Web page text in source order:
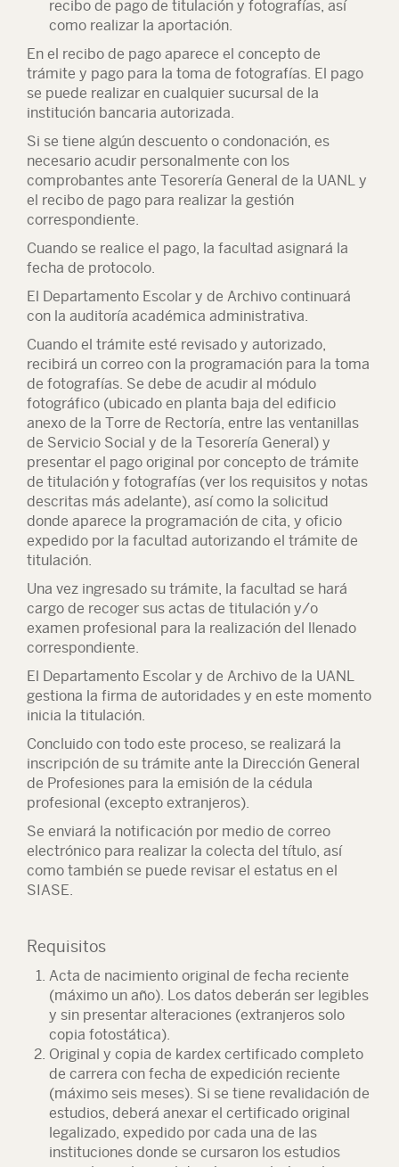
recibo de pago de titulación y fotografías, así
como realizar la aportación.
En el recibo de pago aparece el concepto de
trámite y pago para la toma de fotografías. El pago
se puede realizar en cualquier sucursal de la
institución bancaria autorizada.
Si se tiene algún descuento o condonación, es
necesario acudir personalmente con los
comprobantes ante Tesorería General de la UANL y
el recibo de pago para realizar la gestión
correspondiente.
Cuando se realice el pago, la facultad asignará la
fecha de protocolo.
El Departamento Escolar y de Archivo continuará
con la auditoría académica administrativa.
Cuando el trámite esté revisado y autorizado,
recibirá un correo con la programación para la toma
de fotografías. Se debe de acudir al módulo
fotográfico (ubicado en planta baja del edificio
anexo de la Torre de Rectoría, entre las ventanillas
de Servicio Social y de la Tesorería General) y
presentar el pago original por concepto de trámite
de titulación y fotografías (ver los requisitos y notas
descritas más adelante), así como la solicitud
donde aparece la programación de cita, y oficio
expedido por la facultad autorizando el trámite de
titulación.
Una vez ingresado su trámite, la facultad se hará
cargo de recoger sus actas de titulación y/o
examen profesional para la realización del llenado
correspondiente.
El Departamento Escolar y de Archivo de la UANL
gestiona la firma de autoridades y en este momento
inicia la titulación.
Concluido con todo este proceso, se realizará la
inscripción de su trámite ante la Dirección General
de Profesiones para la emisión de la cédula
profesional (excepto extranjeros).
Se enviará la notificación por medio de correo
electrónico para realizar la colecta del título, así
como también se puede revisar el estatus en el
SIASE.
Requisitos
Acta de nacimiento original de fecha reciente
(máximo un año). Los datos deberán ser legibles
y sin presentar alteraciones (extranjeros solo
copia fotostática).
Original y copia de kardex certificado completo
de carrera con fecha de expedición reciente
(máximo seis meses). Si se tiene revalidación de
estudios, deberá anexar el certificado original
legalizado, expedido por cada una de las
instituciones donde se cursaron los estudios